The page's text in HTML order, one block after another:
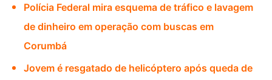
Polícia Federal mira esquema de tráfico e lavagem
de dinheiro em operação com buscas em
Corumbá
Jovem é resgatado de helicóptero após queda de